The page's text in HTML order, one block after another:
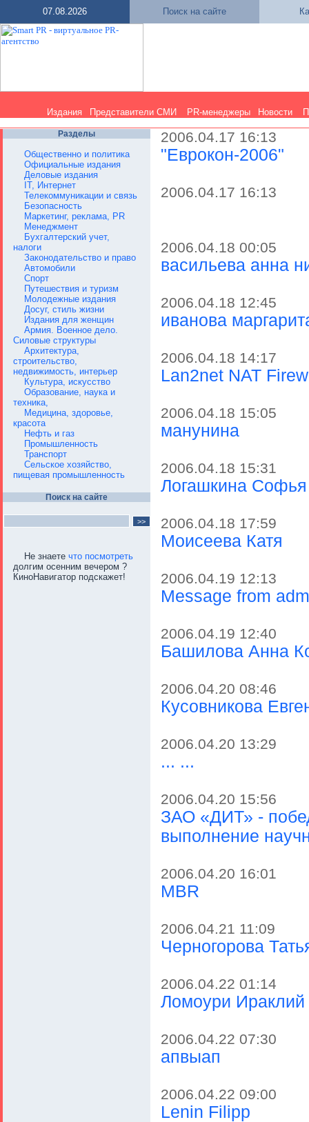
07.08.2026 Поиск на сайте
Издания Представители СМИ PR-менеджеры Новости
Разделы
Общественно и политика
Официальные издания
Деловые издания
IT, Интернет
Телекоммуникации и связь
Безопасность
Маркетинг, реклама, PR
Менеджмент
Бухгалтерский учет,
налоги
Законодательство и право
Автомобили
Спорт
Путешествия и туризм
Молодежные издания
Досуг, стиль жизни
Издания для женщин
Армия. Военное дело.
Силовые структуры
Архитектура,
строительство,
недвижимость, интерьер
Культура, искусство
Образование, наука и
техника,
Медицина, здоровье,
красота
Нефть и газ
Промышленность
Транспорт
Сельское хозяйство,
пищевая промышленность
Поиск на сайте
Не знаете что посмотреть
долгим осенним вечером ?
КиноНавигатор подскажет!
2006.04.17 16:13
"Еврокон-2006"
2006.04.17 16:13
2006.04.18 00:05
васильева анна
2006.04.18 12:45
иванова
2006.04.18 14:17
Lan2net NAT
2006.04.18 15:05
манунина
2006.04.18 15:31
Логашкина
2006.04.18 17:59
Моисеева Катя
2006.04.19 12:13
Message from
2006.04.19 12:40
Башилова Анна
2006.04.20 08:46
Кусовникова
2006.04.20 13:29
... ...
2006.04.20 15:56
ЗАО «ДИТ» -
выполнение
2006.04.20 16:01
MBR
2006.04.21 11:09
Черногорова
2006.04.22 01:14
Ломоури Ираклий
2006.04.22 07:30
апвыап
2006.04.22 09:00
Lenin Filipp